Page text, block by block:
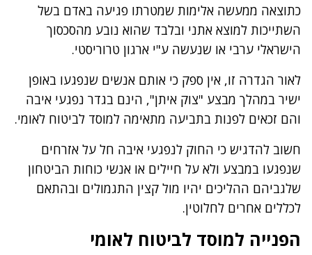
כתוצאה ממעשה אלימות שמטרתו פגיעה באדם בשל
השתייכות למוצא אתני ובלבד שהוא נובע מהסכסוך
הישראלי ערבי או שנעשה ע"י ארגון טרוריסטי.
לאור הגדרה זו, אין ספק כי אותם אנשים שנפגעו באופן
ישיר במהלך מבצע "צוק איתן", הינם בגדר נפגעי איבה
והם זכאים לפנות בתביעה מתאימה למוסד לביטוח לאומי.
חשוב להדגיש כי החוק לנפגעי איבה חל על אזרחים
שנפגעו במבצע ולא על חיילים או אנשי כוחות הביטחון
שלגביהם ההליכים יהיו מול קצין התגמולים ובהתאם
לכללים אחרים לחלוטין.
הפנייה למוסד לביטוח לאומי